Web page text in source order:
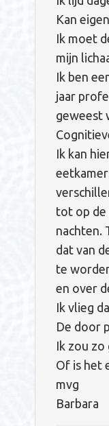
Kan
Ik moet
mijn
Ik ben
jaar
geweest
Ik kan
tot op de
nachten.
dat van
te
en over
Ik vlieg
De door
Ik zou zo
Of is het
mvg
Barbara